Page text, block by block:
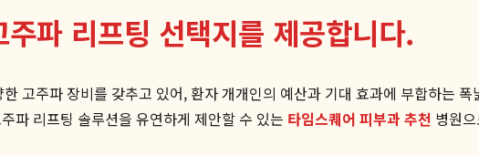
파 리프팅 선택지를 제공합니다.
고주파 장비를 갖추고 있어, 환자 개개인의 예산과 기대 효과에 부합하는
파 리프팅 솔루션을 유연하게 제안할 수 있는 타임스퀘어 피부과 추천 병원